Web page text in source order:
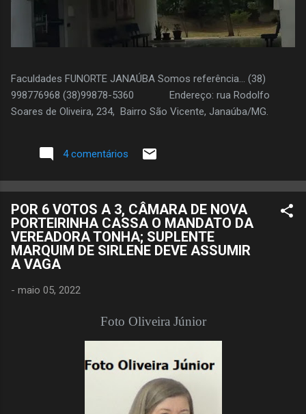
Faculdades FUNORTE JANAÚBA Somos referência... (38)
998776968 (38)99878-5360 Endereço: rua Rodolfo
Soares de Oliveira, 234, Bairro São Vicente, Janaúba/MG.
4 comentários
POR 6 VOTOS A 3, CÂMARA DE NOVA
PORTEIRINHA CASSA O MANDATO DA
VEREADORA TONHA; SUPLENTE
MARQUIM DE SIRLENE DEVE ASSUMIR
A VAGA
- maio 05, 2022
Foto Oliveira Júnior